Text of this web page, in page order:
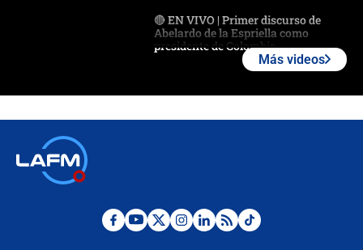
🔴 EN VIVO | Primer discurso de
Abelardo de la Espriella como
presidente de Colombia
Espriella en Cali inicia la
Desde dermatitis hasta infecciones:
Más videos